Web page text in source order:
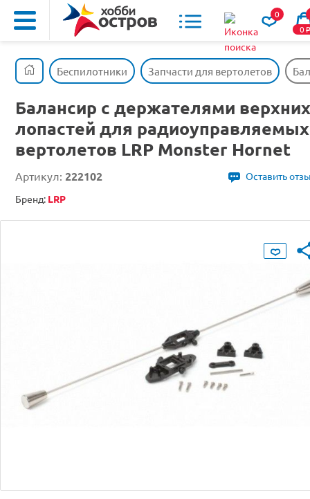
0
0o
Беспилотники Запчасти для вертолетов
Балансир с держателями верхних
лопастей для радиоуправляемых
вертолетов LRP Monster Hornet
Артикул: 222102
Оставить
Бренд: LRP